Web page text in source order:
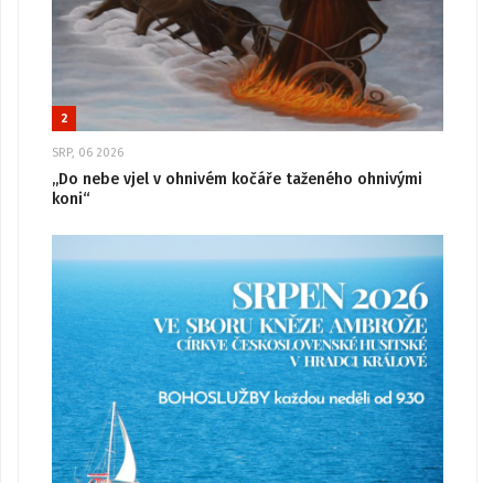
2
SRP, 06 2026
„Do nebe vjel v ohnivém kočáře taženého ohnivými
koni“